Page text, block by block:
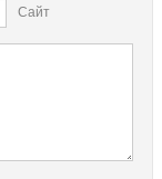
Сайт